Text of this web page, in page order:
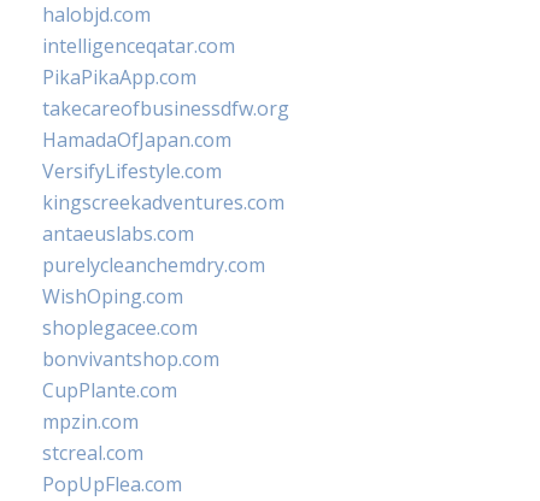
halobjd.com
intelligenceqatar.com
PikaPikaApp.com
takecareofbusinessdfw.org
HamadaOfJapan.com
VersifyLifestyle.com
kingscreekadventures.com
antaeuslabs.com
purelycleanchemdry.com
WishOping.com
shoplegacee.com
bonvivantshop.com
CupPlante.com
mpzin.com
stcreal.com
PopUpFlea.com